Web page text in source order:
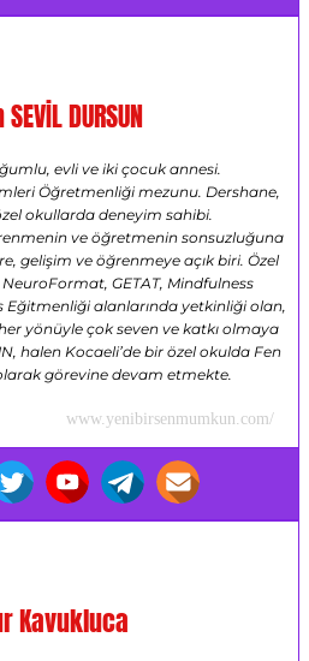
DURSUN
evli ve iki çocuk annesi.
Öğretmenliği mezunu. Dershane,
okullarda deneyim sahibi.
ve öğretmenin sonsuzluğuna
gelişim ve öğrenmeye açık biri. Özel
GETAT, Mindfulness
Eğitmenliği alanlarında yetkinliği olan,
yönüyle çok seven ve katkı olmaya
halen Kocaeli’de bir özel okulda Fen
görevine devam etmekte.
www.yenibirsenmumkun.com/
Kavukluca